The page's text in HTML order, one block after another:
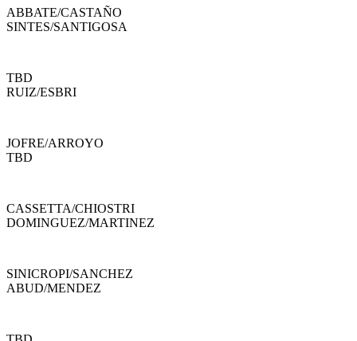
ABBATE/CASTAÑO
SINTES/SANTIGOSA
TBD
RUIZ/ESBRI
JOFRE/ARROYO
TBD
CASSETTA/CHIOSTRI
DOMINGUEZ/MARTINEZ
SINICROPI/SANCHEZ
ABUD/MENDEZ